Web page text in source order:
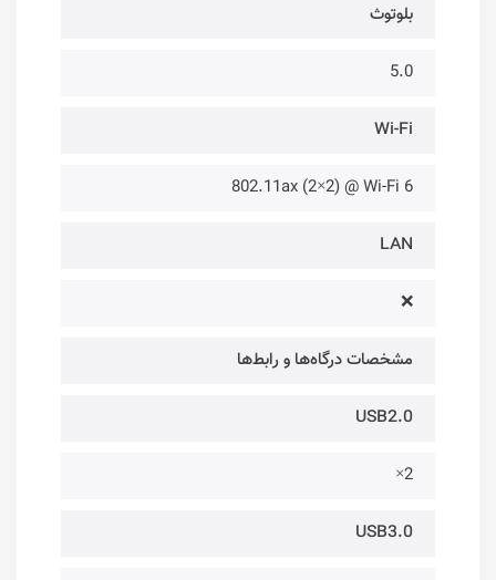
بلوتوث
5.0
Wi-Fi
802.11ax (2×2) @ Wi-Fi 6
LAN
❌
مشخصات درگاه‌ها و رابط‌ها
USB2.0
2×
USB3.0